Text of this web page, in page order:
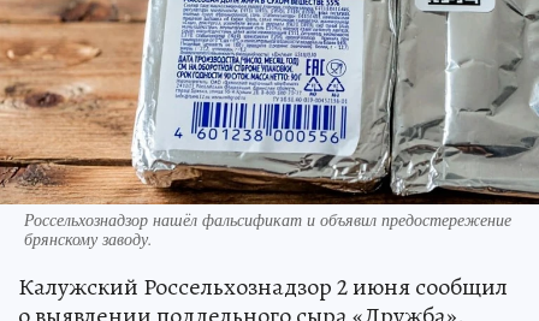
Россельхознадзор нашёл фальсификат и объявил предостережение
брянскому заводу.
Калужский Россельхознадзор 2 июня сообщил